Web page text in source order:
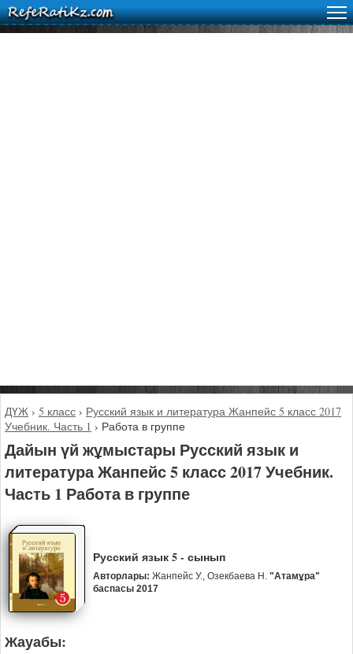
ДҮЖ › 5 класс › Русский язык и литература Жанпейс 5 класс 2017
Учебник. Часть 1 › Работа в группе
Дайын үй жұмыстары Русский язык и
литература Жанпейс 5 класс 2017 Учебник.
Часть 1 Работа в группе
Русский язык 5 - сынып
Авторлары: Жанпейс У., Озекбаева Н. "Атамұра"
баспасы 2017
Жауабы: